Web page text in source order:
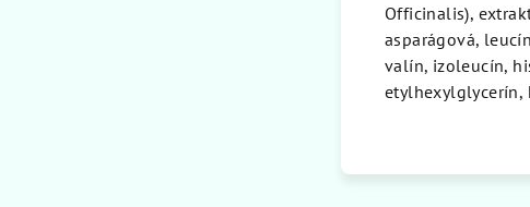
Officinalis),
asparágová,
valín, izoleucín,
etylhexylglycerín,